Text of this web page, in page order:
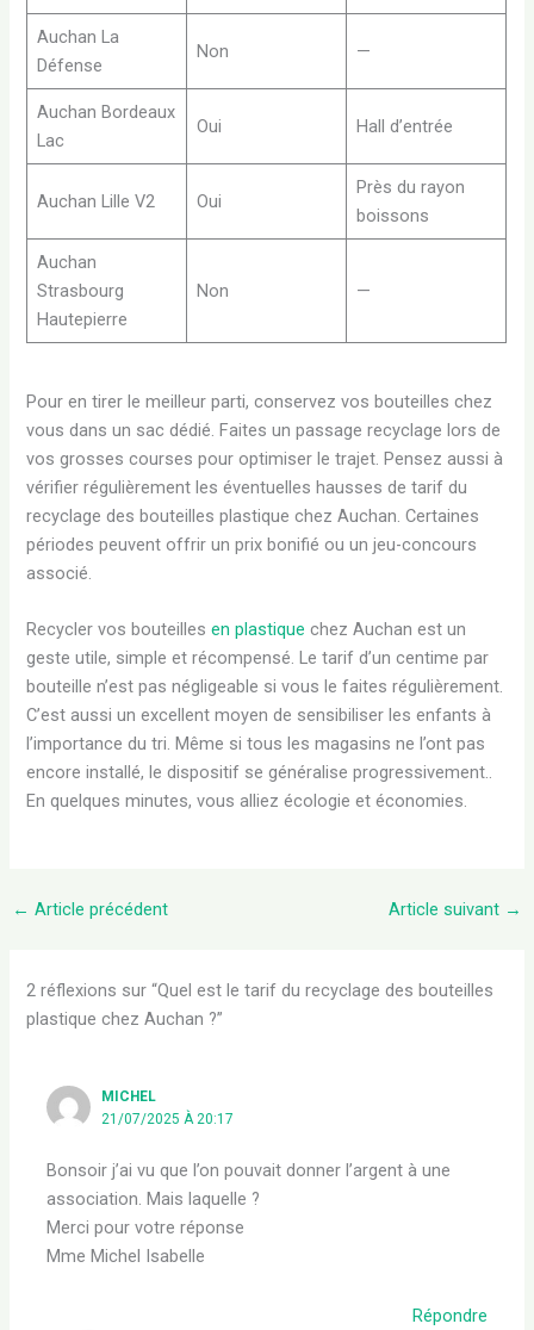
Auchan La
Défense
Non —
Auchan Bordeaux
Lac
Oui Hall d’entrée
Auchan Lille V2 Oui
Près du rayon
boissons
Auchan
Strasbourg
Hautepierre
Non —
Pour en tirer le meilleur parti, conservez vos bouteilles chez
vous dans un sac dédié. Faites un passage recyclage lors de
vos grosses courses pour optimiser le trajet. Pensez aussi à
vérifier régulièrement les éventuelles hausses de tarif du
recyclage des bouteilles plastique chez Auchan. Certaines
périodes peuvent offrir un prix bonifié ou un jeu-concours
associé.
Recycler vos bouteillesen plastique chez Auchan est un
geste utile, simple et récompensé. Le tarif d’un centime par
bouteille n’est pas négligeable si vous le faites régulièrement.
C’est aussi un excellent moyen de sensibiliser les enfants à
l’importance du tri. Même si tous les magasins ne l’ont pas
encore installé, le dispositif se généralise progressivement..
En quelques minutes, vous alliez écologie et économies.
← Article précédent Article suivant →
2 réflexions sur “Quel est le tarif du recyclage des bouteilles
plastique chez Auchan ?”
MICHEL
21/07/2025 À 20:17
Bonsoir j’ai vu que l’on pouvait donner l’argent à une
association. Mais laquelle ?
Merci pour votre réponse
Mme Michel Isabelle
Répondre